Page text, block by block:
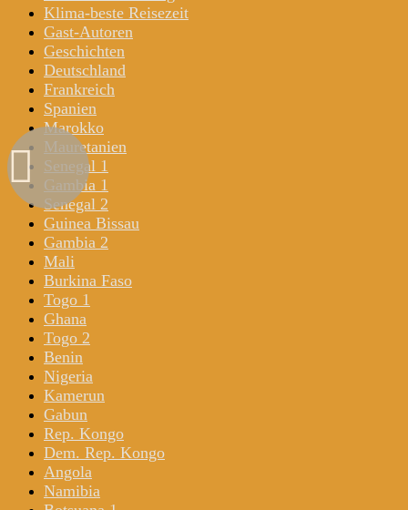
Klima-beste Reisezeit
Gast-Autoren
Geschichten
Deutschland
Frankreich
Spanien
Marokko
Mauretanien
Senegal 1
Gambia 1
Senegal 2
Guinea Bissau
Gambia 2
Mali
Burkina Faso
Togo 1
Ghana
Togo 2
Benin
Nigeria
Kamerun
Gabun
Rep. Kongo
Dem. Rep. Kongo
Angola
Namibia